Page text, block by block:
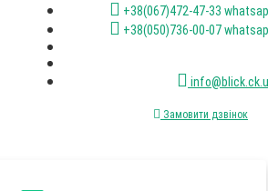
+38(067)472-47-33
+38(050)736-00-07
Замовити дзвінок